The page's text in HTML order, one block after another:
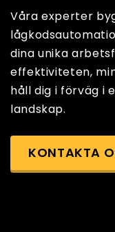
Våra experter
dina unika
effektiviteten,
håll dig i förväg i
landskap.
KONTAKTA